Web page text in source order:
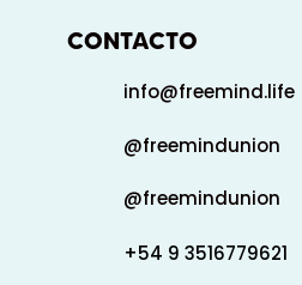
CONTACTO
info@freemind.life
@freemindunion
@freemindunion
+54 9 3516779621